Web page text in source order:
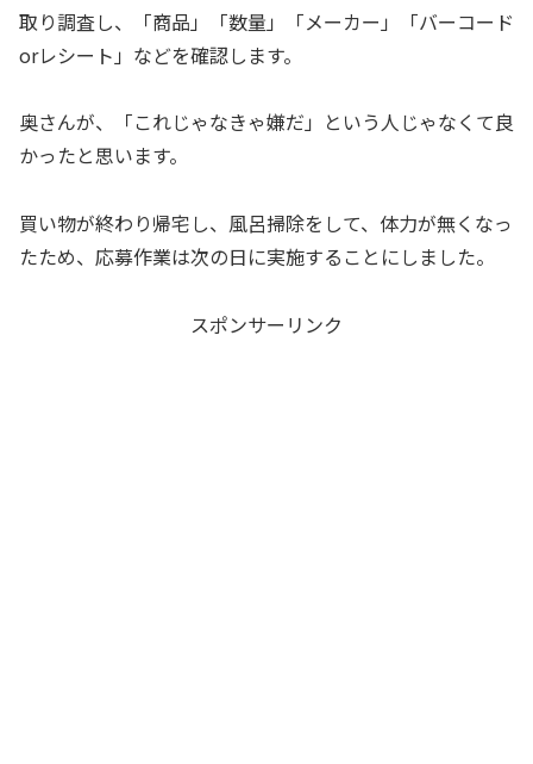
取り調査し、「商品」「数量」「メーカー」「バーコード
orレシート」などを確認します。
奥さんが、「これじゃなきゃ嫌だ」という人じゃなくて良
かったと思います。
買い物が終わり帰宅し、風呂掃除をして、体力が無くなっ
たため、応募作業は次の日に実施することにしました。
スポンサーリンク